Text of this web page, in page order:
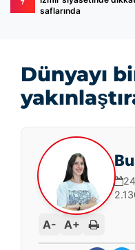
saflarında
Dünyayı
A- A+